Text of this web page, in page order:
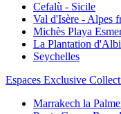
Cefalù - Sicile
Val d'Isère - Alpes
Michès Playa
La Plantation
Seychelles
Espaces Exclusive
Marrakech la